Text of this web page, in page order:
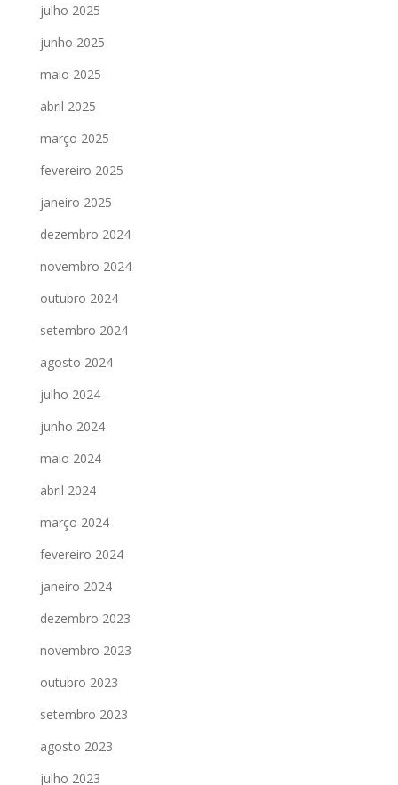
julho 2025
junho 2025
maio 2025
abril 2025
março 2025
fevereiro 2025
janeiro 2025
dezembro 2024
novembro 2024
outubro 2024
setembro 2024
agosto 2024
julho 2024
junho 2024
maio 2024
abril 2024
março 2024
fevereiro 2024
janeiro 2024
dezembro 2023
novembro 2023
outubro 2023
setembro 2023
agosto 2023
julho 2023